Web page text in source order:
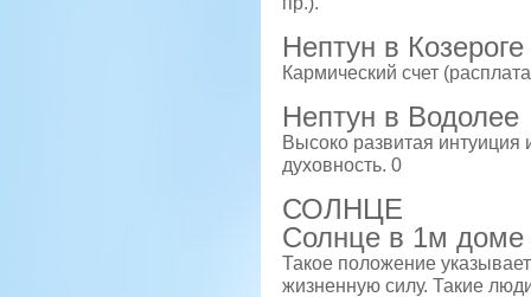
Нептун в Козероге
Кармический счет
Нептун в Водолее
Высоко развитая
духовность. 0
СОЛНЦЕ
Солнце в 1м доме
Такое положение
жизненную силу. Такие